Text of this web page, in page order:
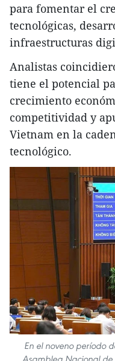
para fomentar el
tecnológicas,
infraestructuras
Analistas
tiene el potencial
crecimiento
competitividad y
Vietnam en la
tecnológico.
En el noveno período